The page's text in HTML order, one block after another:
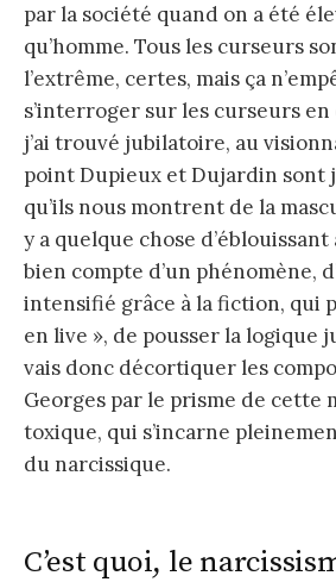
par la société quand on a été
qu’homme. Tous les curseurs
l’extrême, certes, mais ça
s’interroger sur les curseurs en
j’ai trouvé jubilatoire, au
point Dupieux et Dujardin sont
qu’ils nous montrent de la
y a quelque chose
bien compte d’un phénomène,
intensifié grâce à la fiction, qui
en live », de pousser la logique
vais donc décortiquer les
Georges par le prisme de cette
toxique, qui s’incarne
du narcissique.
C’est quoi, le